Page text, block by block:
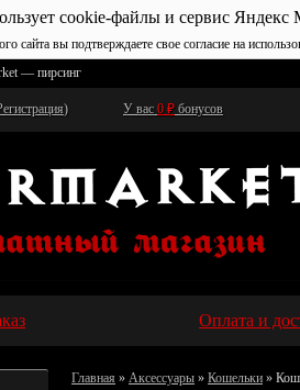
cookie-файлы и сервис Яндекс
сайта вы подтверждаете свое согласие на
— пирсинг
) У вас 0 ₽ бонусов
Оплата и
Главная » Аксессуары » Кошельки »